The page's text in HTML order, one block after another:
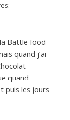
Battle food
quand j’ai
quand
puis les jours